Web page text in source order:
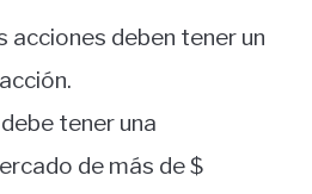
acciones deben tener un
tener una
de más de $